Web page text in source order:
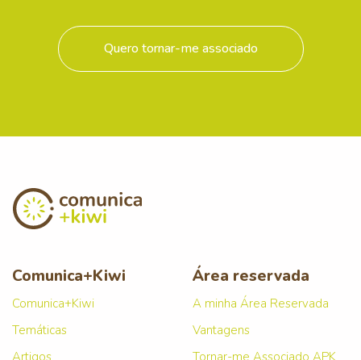
Quero tornar-me associado
Comunica+Kiwi
Comunica+Kiwi
Temáticas
Artigos
Área reservada
A minha Área Reservada
Vantagens
Tornar-me Associado APK